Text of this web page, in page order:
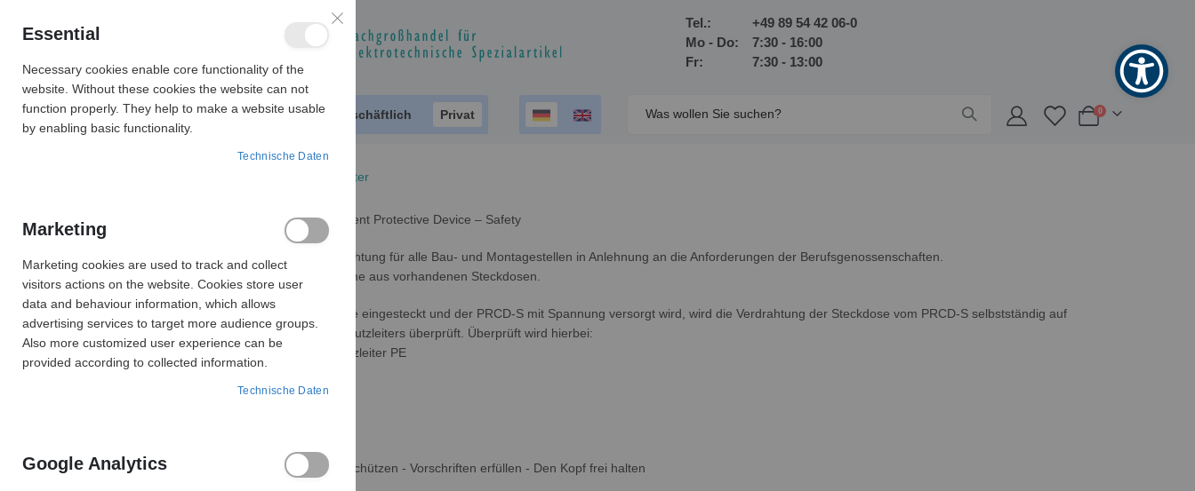
Tel.:
+49 89 54 42 06-0
Mo - Do:
7:30 - 16:00
Fr:
7:30 - 13:00
Produktkatalog Geschäftlich Privat
Warenkorb
0Artikel
Kopp-Personenschutzschalter
Begriffsdefinition PRCD-S: Portable Residual Current Protective Device – Safety
Der PRCD-S ist die ortsveränderliche Schutzeinrichtung für alle Bau- und Montagestellen in Anlehnung an die Anforderungen der Berufsgenossenschaften.
Der PRCD-S ermöglicht die sichere Stromentnahme aus vorhandenen Steckdosen.
Sobald der PRCD-S Netzstecker in eine Steckdose eingesteckt und der PRCD-S mit Spannung versorgt wird, wird die Verdrahtung der Steckdose vom PRCD-S selbstständig auf
Fehlerfreiheit und auf das Vorhandensein des Schutzleiters überprüft. Überprüft wird hierbei:
Ob die Phase L, der Neutralleiter N und der Schutzleiter PE
vorhanden,
Personenschutz für Ihre Mitarbeiter - Mitarbeiter schützen - Vorschriften erfüllen - Den Kopf frei halten
Essential
Necessary cookies enable core functionality of the
website. Without these cookies the website can not
function properly. They help to make a website usable
by enabling basic functionality.
Technische Daten
Marketing
Marketing cookies are used to track and collect
visitors actions on the website. Cookies store user
data and behaviour information, which allows
advertising services to target more audience groups.
Also more customized user experience can be
provided according to collected information.
Technische Daten
Google Analytics